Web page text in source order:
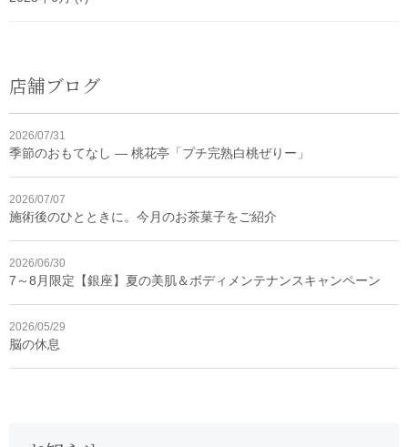
店舗ブログ
2026/07/31
季節のおもてなし ― 桃花亭「プチ完熟白桃ぜりー」
2026/07/07
施術後のひとときに。今月のお茶菓子をご紹介
2026/06/30
7～8月限定【銀座】夏の美肌＆ボディメンテナンスキャンペーン
2026/05/29
脳の休息